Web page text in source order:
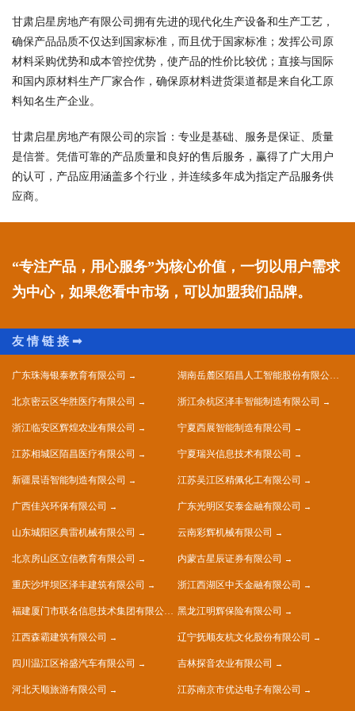
甘肃启星房地产有限公司拥有先进的现代化生产设备和生产工艺，
确保产品品质不仅达到国家标准，而且优于国家标准；发挥公司原
材料采购优势和成本管控优势，使产品的性价比较优；直接与国际
和国内原材料生产厂家合作，确保原材料进货渠道都是来自化工原
料知名生产企业。
甘肃启星房地产有限公司的宗旨：专业是基础、服务是保证、质量
是信誉。凭借可靠的产品质量和良好的售后服务，赢得了广大用户
的认可，产品应用涵盖多个行业，并连续多年成为指定产品服务供
应商。
“专注产品，用心服务”为核心价值，一切以用户需求
为中心，如果您看中市场，可以加盟我们品牌。
广东珠海银泰教育有限公司 湖南岳麓区陌昌人工智能股份有限公司
北京密云区华胜医疗有限公司 浙江余杭区泽丰智能制造有限公司
浙江临安区辉煌农业有限公司 宁夏西展智能制造有限公司
江苏相城区陌昌医疗有限公司 宁夏瑞兴信息技术有限公司
新疆晨语智能制造有限公司 江苏吴江区精佩化工有限公司
广西佳兴环保有限公司 广东光明区安泰金融有限公司
山东城阳区典雷机械有限公司 云南彩辉机械有限公司
北京房山区立信教育有限公司 内蒙古星辰证券有限公司
重庆沙坪坝区泽丰建筑有限公司 浙江西湖区中天金融有限公司
福建厦门市联名信息技术集团有限公司 黑龙江明辉保险有限公司
江西森霸建筑有限公司 辽宁抚顺友杭文化股份有限公司
四川温江区裕盛汽车有限公司 吉林探音农业有限公司
河北天顺旅游有限公司 江苏南京市优达电子有限公司